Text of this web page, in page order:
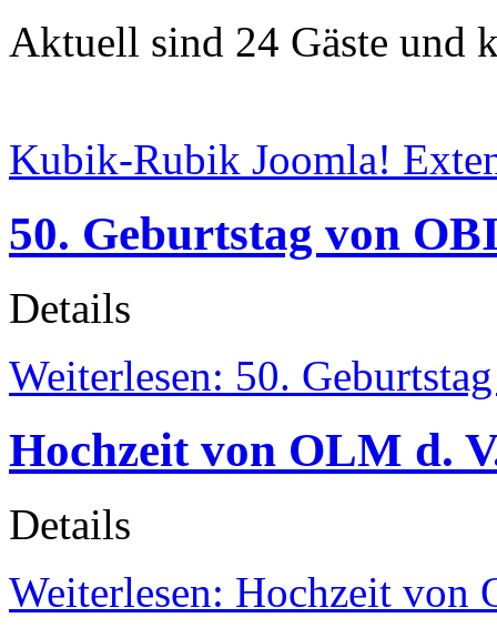
Aktuell sind 24 Gäste und
Kubik-Rubik Joomla!
50. Geburtstag von
Details
Weiterlesen: 50.
Hochzeit von OLM d.
Details
Weiterlesen: Hochzeit